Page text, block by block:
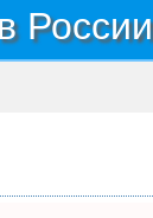
России